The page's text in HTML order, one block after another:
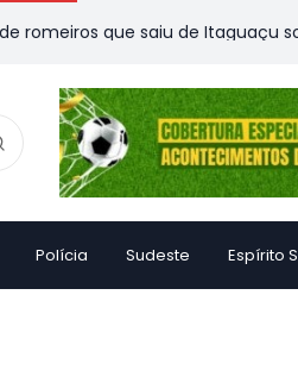
que saiu de Itaguaçu sofre
Polícia Sudeste Espírito